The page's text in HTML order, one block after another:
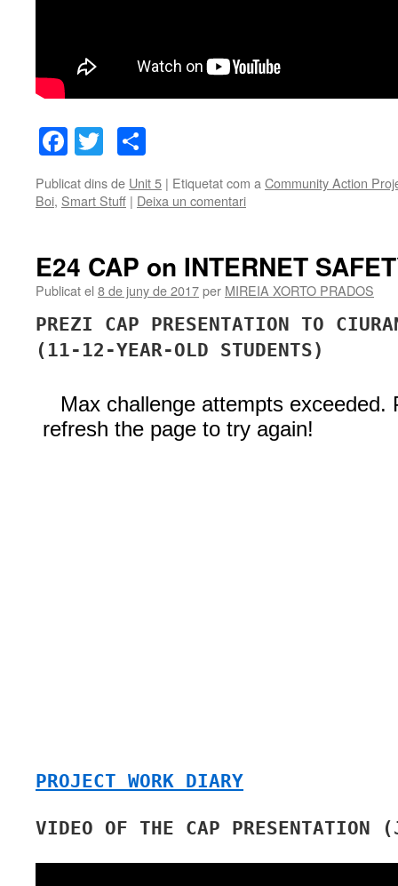
Facebook
Twitter
Publicat dins de Unit 5 | Etiquetat com aCommunity Action
Boi, Smart Stuff | Deixa un comentari
E24 CAP on INTERNET
Publicat el 8 de juny de 2017per MIREIA XORTO PRADOS
PREZI CAP PRESENTATION TO
(11-12-YEAR-OLD STUDENTS)
PROJECT WORK DIARY
VIDEO OF THE CAP